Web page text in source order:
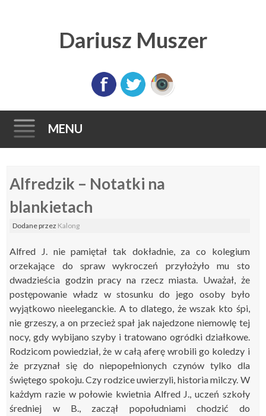
Dariusz Muszer
MENU
to
Alfredzik – Notatki na
blankietach
Dodaneprzez Kalong
Alfred J. nie pamiętał tak dokładnie, za co kolegium
orzekające do spraw wykroczeń przyłożyło mu sto
dwadzieścia godzin pracy na rzecz miasta. Uważał, że
postępowanie władz w stosunku do jego osoby było
wyjątkowo nieeleganckie. A to dlatego, że wszak kto śpi,
nie grzeszy, a on przecież spał jak najedzone niemowlę tej
nocy, gdy wybijano szyby i tratowano ogródki działkowe.
Rodzicom powiedział, że w całą aferę wrobili go koledzy i
że przyznał się do niepopełnionych czynów tylko dla
świętego spokoju. Czy rodzice uwierzyli, historia milczy. W
każdym razie w połowie kwietnia Alfred J., uczeń szkoły
średniej w B., zaczął popołudniami chodzić do